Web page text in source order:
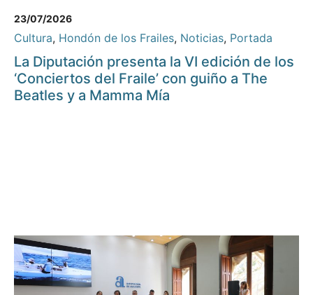
23/07/2026
Cultura, Hondón de los Frailes, Noticias, Portada
La Diputación presenta la VI edición de los
‘Conciertos del Fraile’ con guiño a The
Beatles y a Mamma Mía